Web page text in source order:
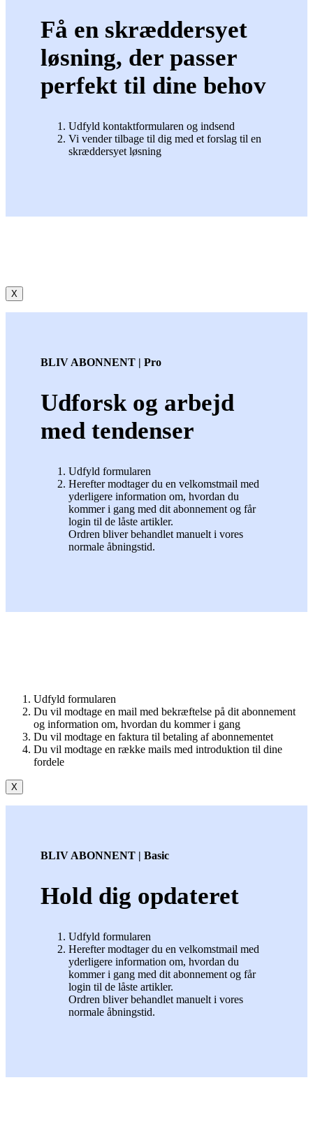
Få en skræddersyet
løsning, der passer
perfekt til dine behov
Udfyld kontaktformularen og indsend
Vi vender tilbage til dig med et forslag til en
skræddersyet løsning
X
BLIV ABONNENT | Pro
Udforsk og arbejd
med tendenser
Udfyld formularen
Herefter modtager du en velkomstmail med
yderligere information om, hvordan du
kommer i gang med dit abonnement og får
login til de låste artikler.
Ordren bliver behandlet manuelt i vores
normale åbningstid.
Udfyld formularen
Du vil modtage en mail med bekræftelse på dit abonnement
og information om, hvordan du kommer i gang
Du vil modtage en faktura til betaling af abonnementet
Du vil modtage en række mails med introduktion til dine
fordele
X
BLIV ABONNENT | Basic
Hold dig opdateret
Udfyld formularen
Herefter modtager du en velkomstmail med
yderligere information om, hvordan du
kommer i gang med dit abonnement og får
login til de låste artikler.
Ordren bliver behandlet manuelt i vores
normale åbningstid.